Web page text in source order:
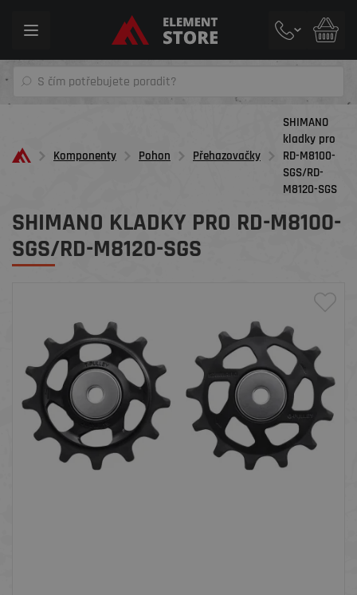
Toggle
Komponenty Pohon Přehazovačky
SHIMANO
kladky pro
RD-M8100-
SGS/RD-
M8120-SGS
SHIMANO KLADKY PRO RD-M8100-
SGS/RD-M8120-SGS